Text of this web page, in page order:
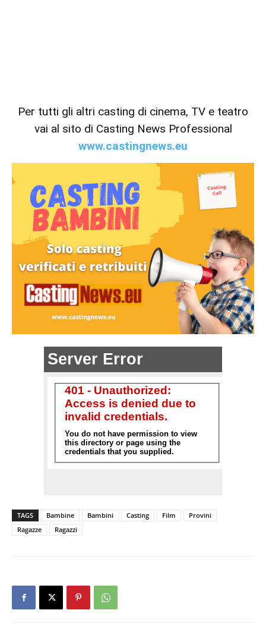
Per tutti gli altri casting di cinema, TV e teatro
vai al sito di Casting News Professional
www.castingnews.eu
TAGS Bambine Bambini Casting Film
Provini
Ragazze
Ragazzi